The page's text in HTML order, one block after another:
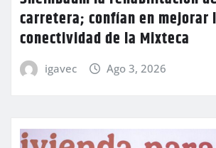
carretera; confían en mejorar
conectividad de la Mixteca
igavec Ago 3, 2026